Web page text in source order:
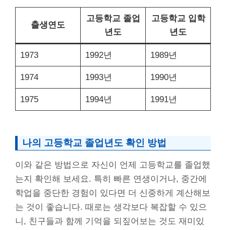
출생연도
고등학교 졸업
년도
고등학교 입학
년도
1973 1992년 1989년
1974 1993년 1990년
1975 1994년 1991년
나의 고등학교 졸업년도 확인 방법
이와 같은 방법으로 자신이 언제 고등학교를 졸업했
는지 확인해 보세요. 특히 빠른 연생이거나, 중간에
학업을 중단한 경험이 있다면 더 신중하게 계산해보
는 것이 좋습니다. 때로는 생각보다 복잡할 수 있으
니, 친구들과 함께 기억을 되짚어보는 것도 재미있